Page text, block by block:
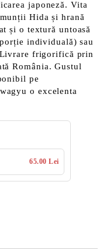
japoneză. Vita
Hida și hrană
și o textură untoasă
individuală) sau
frigorifică prin
România. Gustul
pe
o excelenta
65.00 Lei